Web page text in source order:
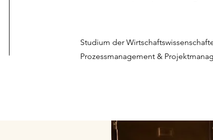
Studium der
Prozessmanagement &